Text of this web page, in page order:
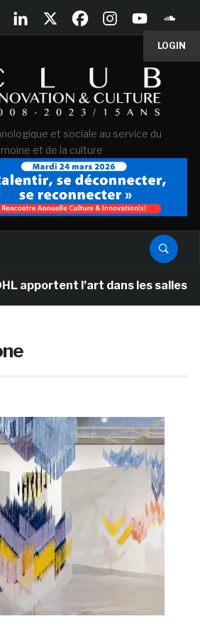
LOGIN
et sociale au service du
et de la culture
l’art dans les salles de